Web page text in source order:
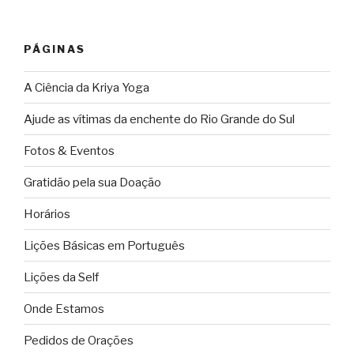
PÁGINAS
A Ciência da Kriya Yoga
Ajude as vítimas da enchente do Rio Grande do Sul
Fotos & Eventos
Gratidão pela sua Doação
Horários
Lições Básicas em Português
Lições da Self
Onde Estamos
Pedidos de Orações